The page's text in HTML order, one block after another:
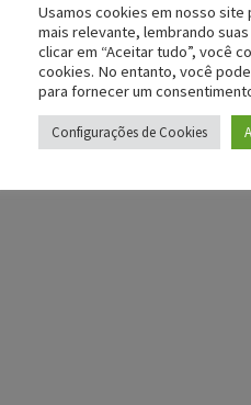
Usamos cookies em nosso
mais relevante, lembrando
clicar em “Aceitar tudo”, você
cookies. No entanto, você
para fornecer um
Configurações de Cookies